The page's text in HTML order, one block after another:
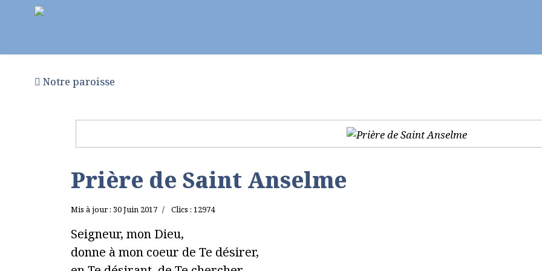
Notre paroisse
Prière de Saint Anselme
Mis à jour : 30 Juin 2017 Clics : 12974
Seigneur, mon Dieu,
donne à mon coeur de Te désirer,